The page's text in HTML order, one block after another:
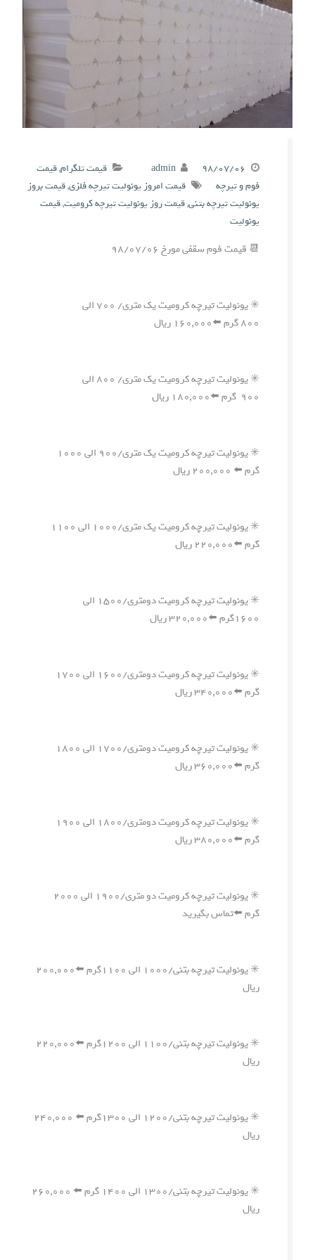
۹۸/۰۷/۰۶ admin قیمت تلگرام,قیمت
فوم و تیرچه
قیمت امروز یونولیت تیرچه فلزی,قیمت بروز
یونولیت تیرچه بتنی,قیمت روز یونولیت تیرچه کرومیت,قیمت
یونولیت
📆 قیمت فوم سقفی مورخ ۹۸/۰۷/۰۶
✳️ یونولیت تیرچه کرومیت یک متری/ ۷۰۰ الی
۸۰۰ گرم ⬅️۱۶۰,۰۰۰ ریال
✳️ یونولیت تیرچه کرومیت یک متری/ ۸۰۰ الی
۹۰۰ گرم ⬅️۱۸۰,۰۰۰ ریال
✳️ یونولیت تیرچه کرومیت یک متری/۹۰۰ الی ۱۰۰۰
گرم ⬅️ ۲۰۰,۰۰۰ ریال
✳️ یونولیت تیرچه کرومیت یک متری/۱۰۰۰ الی ۱۱۰۰
گرم ⬅️۲۲۰,۰۰۰ ریال
✳️ یونولیت تیرچه کرومیت دومتری/۱۵۰۰ الی
۱۶۰۰گرم ⬅️۳۲۰,۰۰۰ ریال
✳️ یونولیت تیرچه کرومیت دومتری/۱۶۰۰ الی ۱۷۰۰
گرم ⬅️۳۴۰,۰۰۰ ریال
✳️ یونولیت تیرچه کرومیت دومتری/۱۷۰۰ الی ۱۸۰۰
گرم ⬅️۳۶۰,۰۰۰ ریال
✳️ یونولیت تیرچه کرومیت دومتری/۱۸۰۰ الی ۱۹۰۰
گرم ⬅️۳۸۰,۰۰۰ ریال
✳️ یونولیت تیرچه کرومیت دو متری/۱۹۰۰ الی ۲۰۰۰
گرم ⬅️تماس بگیرید
✳️ یونولیت تیرچه بتنی/۱۰۰۰ الی ۱۱۰۰گرم ⬅️۲۰۰,۰۰۰
ریال
✳️ یونولیت تیرچه بتنی/۱۱۰۰ الی ۱۲۰۰گرم ⬅️۲۲۰,۰۰۰
ریال
✳️ یونولیت تیرچه بتنی/۱۲۰۰ الی ۱۳۰۰گرم ⬅️ ۲۴۰,۰۰۰
ریال
✳️ یونولیت تیرچه بتنی/۱۳۰۰ الی ۱۴۰۰ گرم ⬅️ ۲۶۰,۰۰۰
ریال